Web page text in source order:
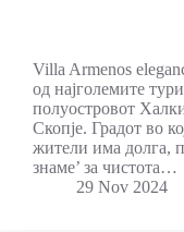
Villa Armenos
од најголемите
полуостровот
Скопје. Градот во
жители има долга,
знаме’ за чистота…
29 Nov 2024